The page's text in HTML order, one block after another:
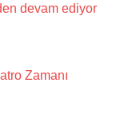
devam ediyor
Zamanı